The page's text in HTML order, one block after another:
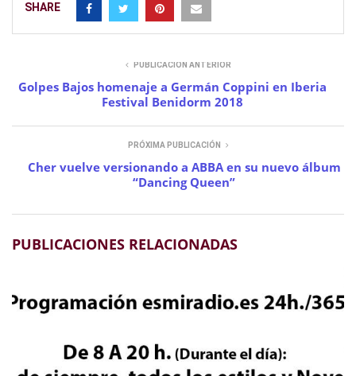
SHARE
PUBLICACIÓN ANTERIOR
Golpes Bajos homenaje a Germán Coppini en Iberia
Festival Benidorm 2018
PRÓXIMA PUBLICACIÓN
Cher vuelve versionando a ABBA en su nuevo álbum
“Dancing Queen”
PUBLICACIONES RELACIONADAS